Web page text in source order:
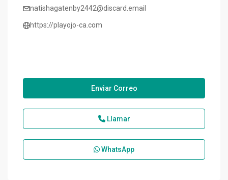
natishagatenby2442@discard.email
https://playojo-ca.com
Enviar Correo
Llamar
WhatsApp